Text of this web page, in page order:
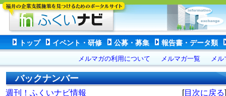
トップ イベント・研修 公募・募集 報告書・データ類
メルマガの利用について メルマガ一覧 メ
バックナンバー
週刊！ふくいナビ情報 [目次に戻る]